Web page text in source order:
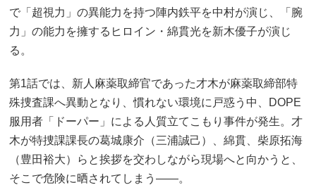
で「超視力」の異能力を持つ陣内鉄平を中村が演じ、「腕
力」の能力を擁するヒロイン・綿貫光を新木優子が演じ
る。
第1話では、新人麻薬取締官であった才木が麻薬取締部特
殊捜査課へ異動となり、慣れない環境に戸惑う中、DOPE
服用者「ドーパー」による人質立てこもり事件が発生。才
木が特捜課課長の葛城康介（三浦誠己）、綿貫、柴原拓海
（豊田裕大）らと挨拶を交わしながら現場へと向かうと、
そこで危険に晒されてしまう――。